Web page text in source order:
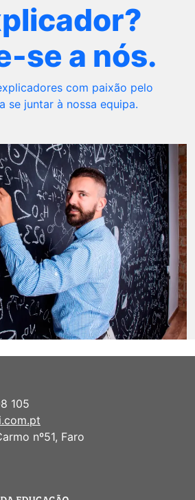
se a nós.
com paixão pelo
se juntar à nossa equipa.
105
nº51, Faro